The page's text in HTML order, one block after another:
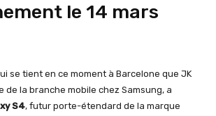
le 14 mars
se tient en ce moment à Barcelone que JK
de la branche mobile chez Samsung, a
S4, futur porte-étendard de la marque